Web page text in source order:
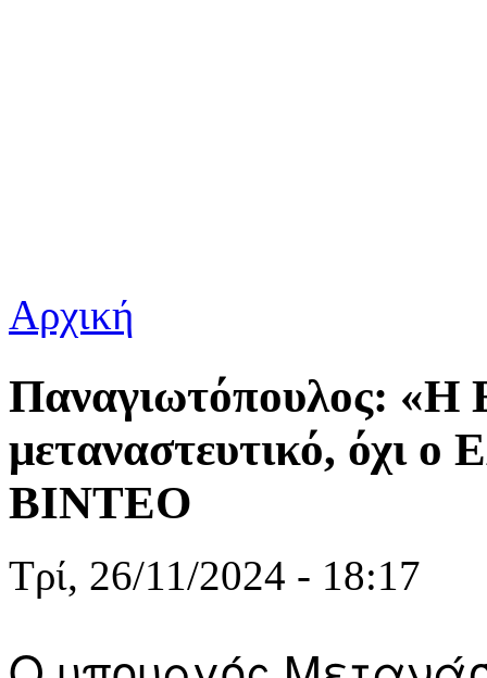
Είστε εδώ
Αρχική
Παναγιωτόπουλος: «Η
μεταναστευτικό, όχι ο
ΒΙΝΤΕΟ
Τρί, 26/11/2024 - 18:17